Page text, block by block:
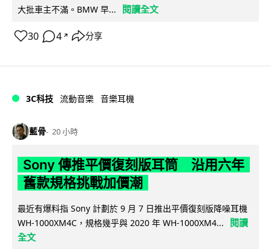
大批車主不滿。BMW 早...
閱讀全文
30 4 ↗ 分享
3C科技 流動音樂 音樂耳機
藍骨 20 小時
Sony 傳推平價復刻版耳筒 沿用六年
舊款規格挑戰加價潮
最近有爆料指 Sony 計劃於 9 月 7 日推出平價復刻版降噪耳機
WH-1000XM4C，規格幾乎與 2020 年 WH-1000XM4...
閱讀
全文